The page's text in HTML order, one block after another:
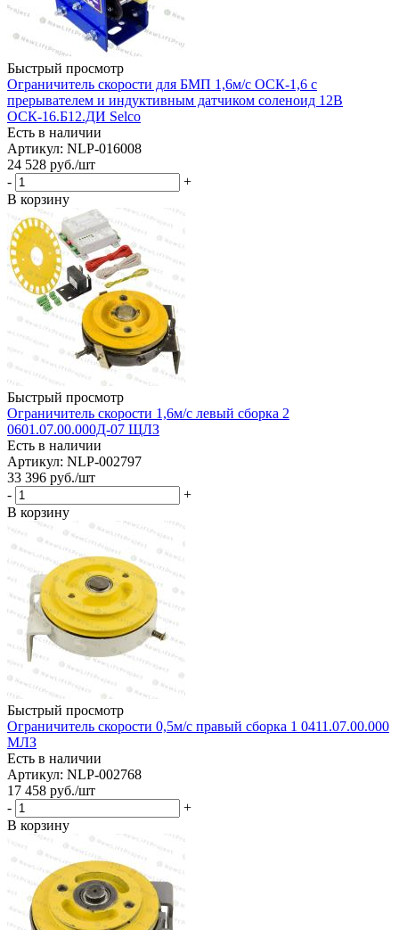
Быстрый просмотр
Ограничитель скорости для БМП 1,6м/с ОСК-1,6 с
прерывателем и индуктивным датчиком соленоид 12В
ОСК-16.Б12.ДИ Selco
Есть в наличии
Артикул: NLP-016008
24 528 руб./шт
-
+
В корзину
Быстрый просмотр
Ограничитель скорости 1,6м/с левый сборка 2
0601.07.00.000Д-07 ЩЛЗ
Есть в наличии
Артикул: NLP-002797
33 396 руб./шт
-
+
В корзину
Быстрый просмотр
Ограничитель скорости 0,5м/с правый сборка 1 0411.07.00.000
МЛЗ
Есть в наличии
Артикул: NLP-002768
17 458 руб./шт
-
+
В корзину